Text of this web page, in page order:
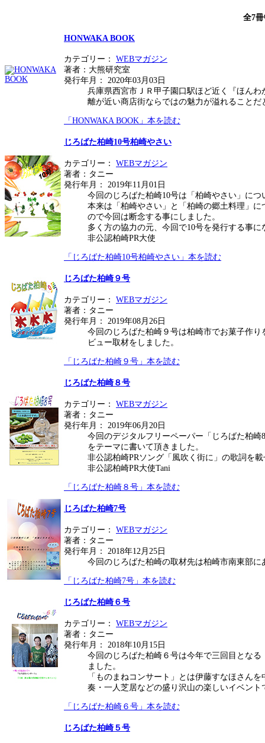
全7
HONWAKA BOOK
カテゴリー： WEBマガジン
著者：大熊研究室
発行年月： 2020年03月03日
兵庫県西宮市ＪＲ甲子園口駅ほど近く『ほん
離が近い商店街ならではの魅力が溢れること
「HONWAKA BOOK」本を読む
じろばた柏崎10号柏崎やさい
カテゴリー： WEBマガジン
著者：タニー
発行年月： 2019年11月01日
今回のじろばた柏崎10号は「柏崎やさい」に
本来は「柏崎やさい」と「柏崎の郷土料理」
ので今回は断念する事にしました。
多く方の協力の元、今回で10号を発行する事
非公認柏崎PR大使
「じろばた柏崎10号柏崎やさい」本を読む
じろばた柏崎９号
カテゴリー： WEBマガジン
著者：タニー
発行年月： 2019年08月26日
今回のじろばた柏崎９号は柏崎市でお菓子作
ビュー取材をしました。
「じろばた柏崎９号」本を読む
じろばた柏崎８号
カテゴリー： WEBマガジン
著者：タニー
発行年月： 2019年06月20日
今回のデジタルフリーペーパー「じろばた柏
をテーマに書いて頂きました。
非公認柏崎PRソング「風吹く街に」の歌詞を
非公認柏崎PR大使Tani
「じろばた柏崎８号」本を読む
じろばた柏崎7号
カテゴリー： WEBマガジン
著者：タニー
発行年月： 2018年12月25日
今回のじろばた柏崎の取材先は柏崎市南東部
「じろばた柏崎7号」本を読む
じろばた柏崎６号
カテゴリー： WEBマガジン
著者：タニー
発行年月： 2018年10月15日
今回のじろばた柏崎６号は今年で三回目とな
ました。
「ものまねコンサート」とは伊藤すなほさん
奏・一人芝居などの盛り沢山の楽しいイベント
「じろばた柏崎６号」本を読む
じろばた柏崎５号